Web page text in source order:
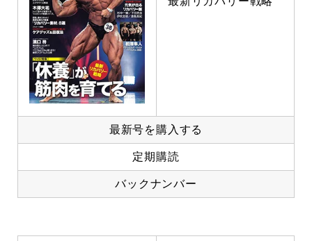
最新号を購入する
定期購読
バックナンバー